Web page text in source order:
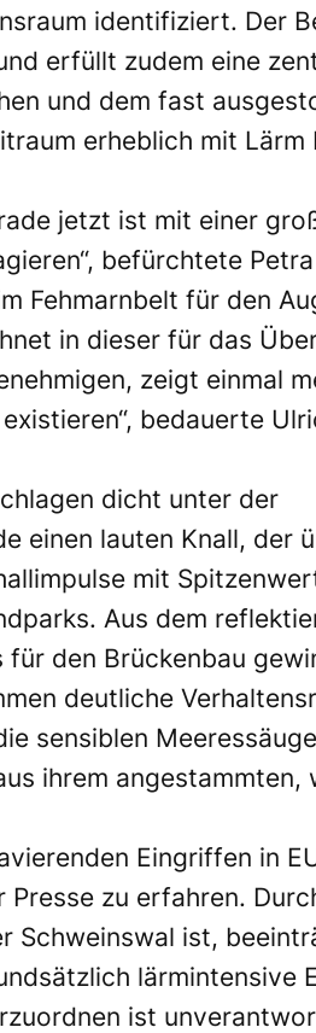
identifiziert. Der
erfüllt zudem eine
und dem fast
erheblich mit Lärm
jetzt ist mit einer
befürchtete
Fehmarnbelt für den
in dieser für das
zeigt einmal
bedauerte
dicht unter der
einen lauten Knall, der
mit
Aus dem
den Brückenbau
deutliche
sensiblen
ihrem angestammten,
Eingriffen in
zu erfahren.
Schweinswal ist,
lärmintensive
ist